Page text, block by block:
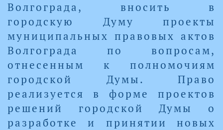
Волгограда, вносить в
городскую Думу проекты
муниципальных правовых актов
Волгограда по вопросам,
отнесенным к полномочиям
городской Думы. Право
реализуется в форме проектов
решений городской Думы о
разработке и принятии новых